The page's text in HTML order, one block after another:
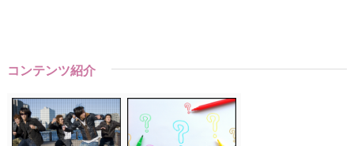
コンテンツ紹介